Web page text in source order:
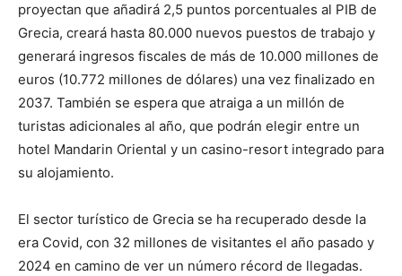
proyectan que añadirá 2,5 puntos porcentuales al PIB de
Grecia, creará hasta 80.000 nuevos puestos de trabajo y
generará ingresos fiscales de más de 10.000 millones de
euros (10.772 millones de dólares) una vez finalizado en
2037. También se espera que atraiga a un millón de
turistas adicionales al año, que podrán elegir entre un
hotel Mandarin Oriental y un casino-resort integrado para
su alojamiento.
El sector turístico de Grecia se ha recuperado desde la
era Covid, con 32 millones de visitantes el año pasado y
2024 en camino de ver un número récord de llegadas.